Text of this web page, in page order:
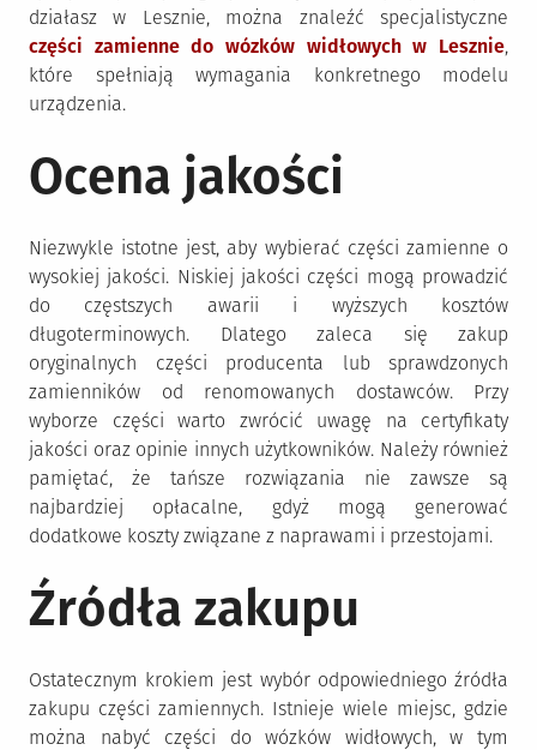
działasz w Lesznie, można znaleźć specjalistyczne
części zamienne do wózków widłowych w Lesznie,
które spełniają wymagania konkretnego modelu
urządzenia.
Ocena jakości
Niezwykle istotne jest, aby wybierać części zamienne o
wysokiej jakości. Niskiej jakości części mogą prowadzić
do częstszych awarii i wyższych kosztów
długoterminowych. Dlatego zaleca się zakup
oryginalnych części producenta lub sprawdzonych
zamienników od renomowanych dostawców. Przy
wyborze części warto zwrócić uwagę na certyfikaty
jakości oraz opinie innych użytkowników. Należy również
pamiętać, że tańsze rozwiązania nie zawsze są
najbardziej opłacalne, gdyż mogą generować
dodatkowe koszty związane z naprawami i przestojami.
Źródła zakupu
Ostatecznym krokiem jest wybór odpowiedniego źródła
zakupu części zamiennych. Istnieje wiele miejsc, gdzie
można nabyć części do wózków widłowych, w tym